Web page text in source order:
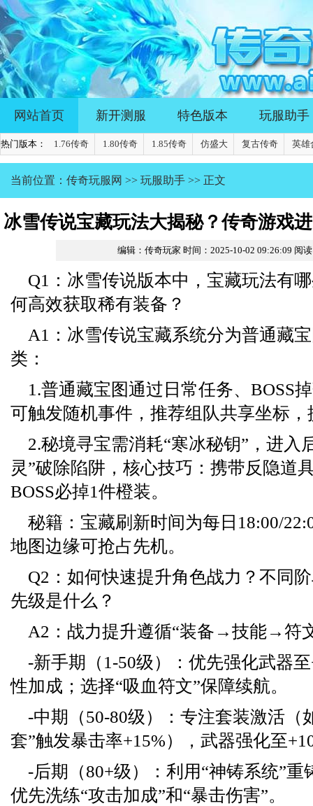
网站首页 新开测服 特色版本 玩服助手
热门版本： 1.76传奇 1.80传奇 1.85传奇 仿盛大 复古传奇 英雄
当前位置： 传奇玩服网 >> 玩服助手 >> 正文
冰雪传说宝藏玩法大揭秘？传奇游戏
析
编辑：传奇玩家 时间：2025-10-02 09:26:09 阅
Q1：冰雪传说版本中，宝藏玩法有
何高效获取稀有装备？
A1：冰雪传说宝藏系统分为普通藏
类：
1.普通藏宝图通过日常任务、BOSS
可触发随机事件，推荐组队共享坐标，
2.秘境寻宝需消耗“寒冰秘钥”，进入
灵”破除陷阱，核心技巧：携带反隐道
BOSS必掉1件橙装。
秘籍：宝藏刷新时间为每日18:00/
地图边缘可抢占先机。
Q2：如何快速提升角色战力？不同
先级是什么？
A2：战力提升遵循“装备→技能→符
-新手期（1-50级）：优先强化武器
性加成；选择“吸血符文”保障续航。
-中期（50-80级）：专注套装激活（
套”触发暴击率+15%），武器强化至
-后期（80+级）：利用“神铸系统”重
优先洗练“攻击加成”和“暴击伤害”。